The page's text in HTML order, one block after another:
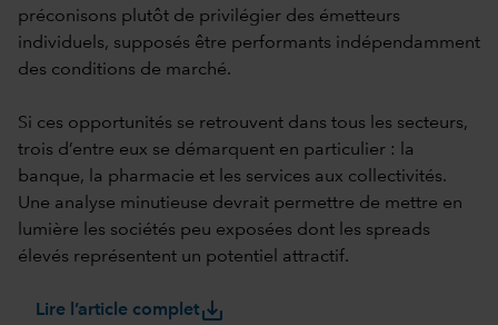
préconisons plutôt de privilégier des émetteurs
individuels, supposés être performants indépendamment
des conditions de marché.
Si ces opportunités se retrouvent dans tous les secteurs,
trois d’entre eux se démarquent en particulier : la
banque, la pharmacie et les services aux collectivités.
Une analyse minutieuse devrait permettre de mettre en
lumière les sociétés peu exposées dont les spreads
élevés représentent un potentiel attractif.
Lire l’article completsave_alt